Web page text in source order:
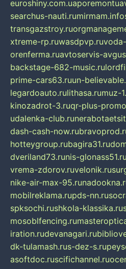
euroshiny.com.ua
searchus-nauti.rumirmam.info
transgazstroy.ru
xtreme-rp.ruwasdpvp.ru
orenferma.ruavtoservis-
backstage-682-music.ru
prime-cars63.ruun-
legardoauto.rulithasa.rumuz-
kinozadrot-3.ruqr-plus-
udalenka-club.ru
dash-cash-now.ru
hotteygroup.rubagira31.ru
dveriland73.runis-glonass51.ru
vrema-zdorov.ruvelonik.ru
nike-air-max-95.ru
mobilreklama.rupds-nn.ru
spksochi.rushkola-klassika.ru
mosoblfencing.ru
iration.rudevanagari.ru
dk-tulamash.rus-dez-s.ru
asoftdoc.ruscifichannel.ru